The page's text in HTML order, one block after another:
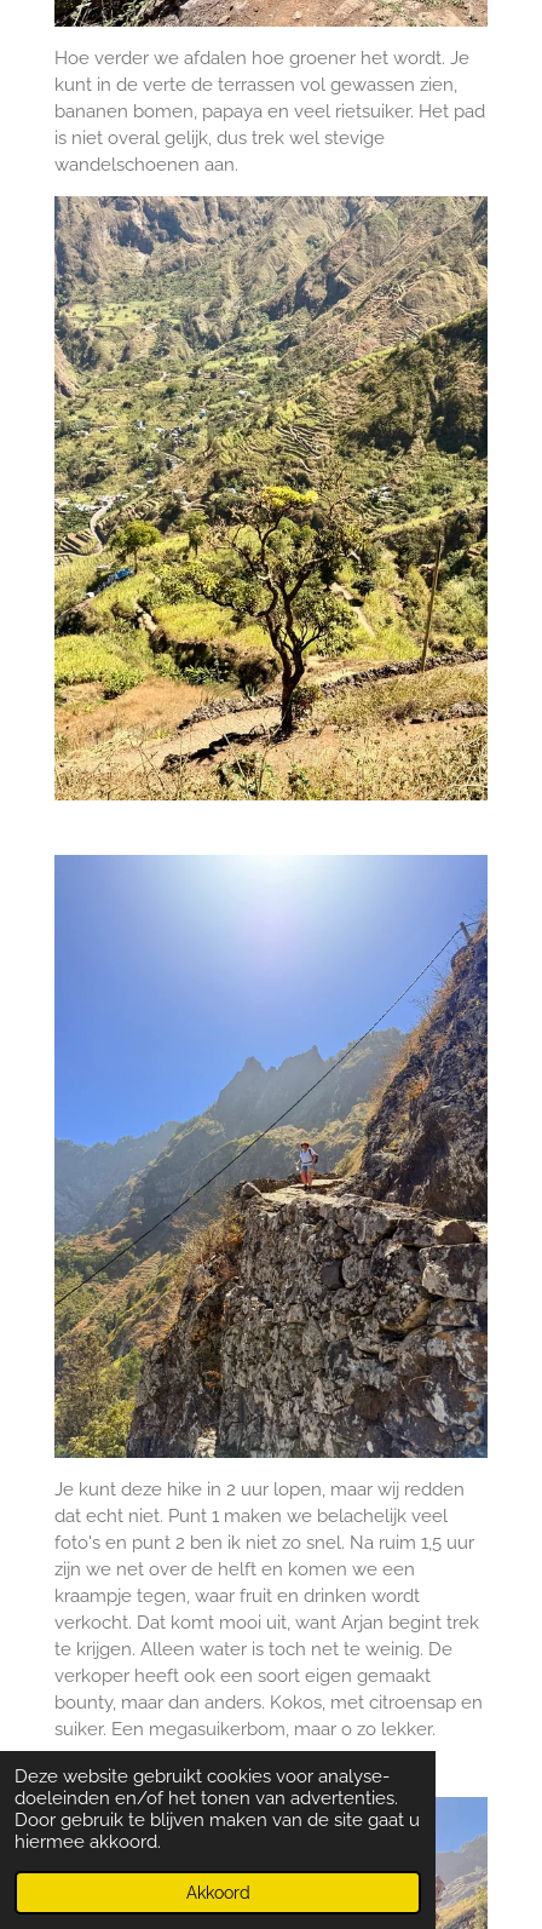
Deze website gebruikt cookies voor analyse-
doeleinden en/of het tonen van advertenties.
Door gebruik te blijven maken van de site gaat u
hiermee akkoord.
Akkoord
Hoe verder we afdalen hoe groener het wordt. Je
kunt in de verte de terrassen vol gewassen zien,
bananen bomen, papaya en veel rietsuiker. Het pad
is niet overal gelijk, dus trek wel stevige
wandelschoenen aan.
Je kunt deze hike in 2 uur lopen, maar wij redden
dat echt niet. Punt 1 maken we belachelijk veel
foto's en punt 2 ben ik niet zo snel. Na ruim 1,5 uur
zijn we net over de helft en komen we een
kraampje tegen, waar fruit en drinken wordt
verkocht. Dat komt mooi uit, want Arjan begint trek
te krijgen. Alleen water is toch net te weinig. De
verkoper heeft ook een soort eigen gemaakt
bounty, maar dan anders. Kokos, met citroensap en
suiker. Een megasuikerbom, maar o zo lekker.